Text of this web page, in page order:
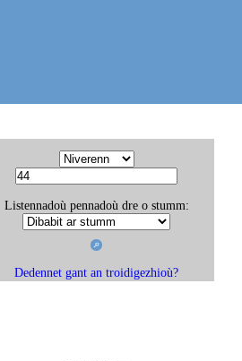
Listennadoù pennadoù dre o stumm:
Dedennet gant an troidigezhioù?